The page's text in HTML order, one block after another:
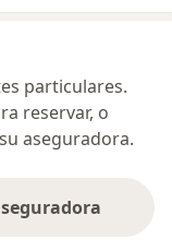
particulares.
reservar, o
aseguradora.